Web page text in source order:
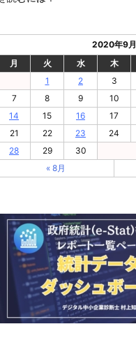
2020年9月
月
火 水 木
1
2 3
7
8 9 10
14
15 16 17
21
22 23 24
28
29
30
« 8月